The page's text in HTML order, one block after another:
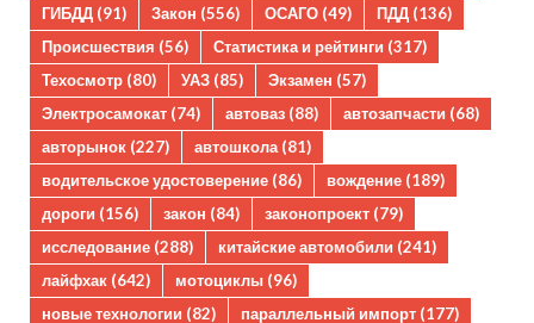
ГИБДД (91) Закон (556) ОСАГО (49) ПДД (136)
Происшествия (56) Статистика и рейтинги (317)
Техосмотр (80) УАЗ (85) Экзамен (57)
Электросамокат (74) автоваз (88) автозапчасти (68)
авторынок (227) автошкола(81)
водительское удостоверение (86) вождение (189)
дороги (156) закон (84) законопроект (79)
исследование (288) китайские автомобили (241)
лайфхак (642) мотоциклы (96)
новые технологии (82) параллельный импорт (177)